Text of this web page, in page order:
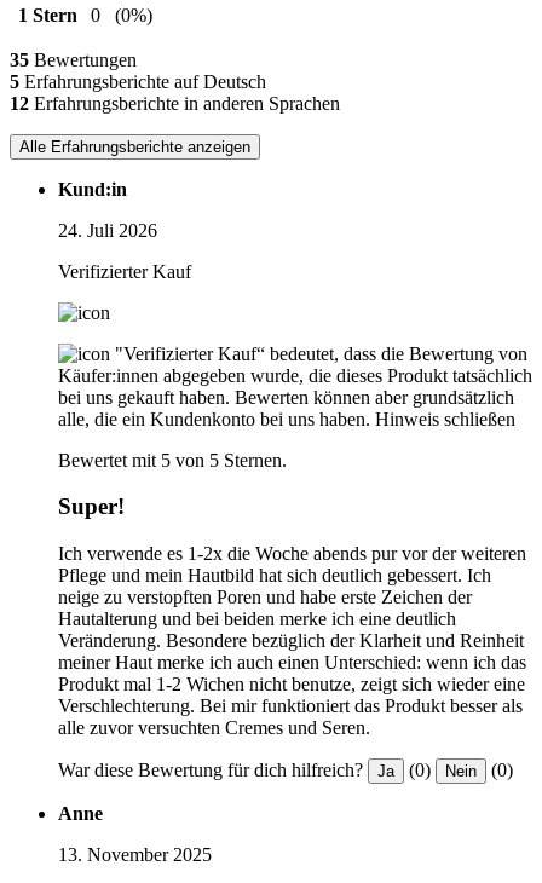
1 Stern
0 (0%)
35 Bewertungen
5 Erfahrungsberichte auf Deutsch
12 Erfahrungsberichte in anderen Sprachen
Alle Erfahrungsberichte anzeigen
Kund:in
24. Juli 2026
Verifizierter Kauf
"Verifizierter Kauf“ bedeutet, dass die Bewertung von
Käufer:innen abgegeben wurde, die dieses Produkt tatsächlich
bei uns gekauft haben. Bewerten können aber grundsätzlich
alle, die ein Kundenkonto bei uns haben. Hinweis schließen
Bewertet mit 5 von 5 Sternen.
Super!
Ich verwende es 1-2x die Woche abends pur vor der weiteren
Pflege und mein Hautbild hat sich deutlich gebessert. Ich
neige zu verstopften Poren und habe erste Zeichen der
Hautalterung und bei beiden merke ich eine deutlich
Veränderung. Besondere bezüglich der Klarheit und Reinheit
meiner Haut merke ich auch einen Unterschied: wenn ich das
Produkt mal 1-2 Wichen nicht benutze, zeigt sich wieder eine
Verschlechterung. Bei mir funktioniert das Produkt besser als
alle zuvor versuchten Cremes und Seren.
War diese Bewertung für dich hilfreich? Ja (0) Nein (0)
Anne
13. November 2025